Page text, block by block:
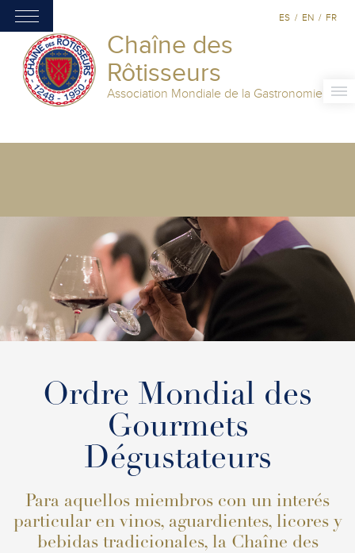
Chaîne des
Rôtisseurs
Association Mondiale de la Gastronomie
ES / EN / FR
Ordre Mondial des
Gourmets
Dégustateurs
Para aquellos miembros con un interés
particular en vinos, aguardientes, licores y
bebidas tradicionales, la Chaîne des